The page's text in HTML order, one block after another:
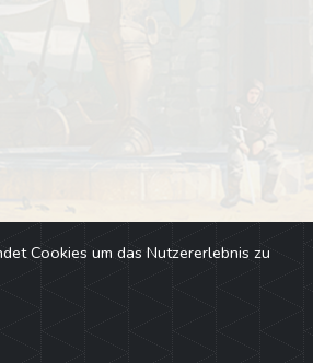
Cookies um das Nutzererlebnis zu